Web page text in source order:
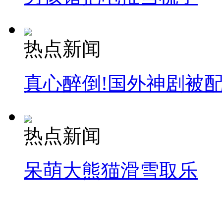
热点新闻
真心醉倒!国外神剧被
热点新闻
呆萌大熊猫滑雪取乐